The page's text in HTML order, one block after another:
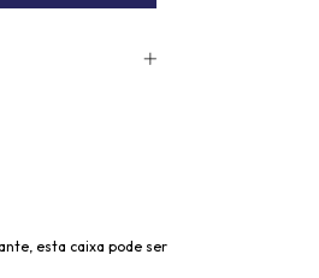
esta caixa pode ser